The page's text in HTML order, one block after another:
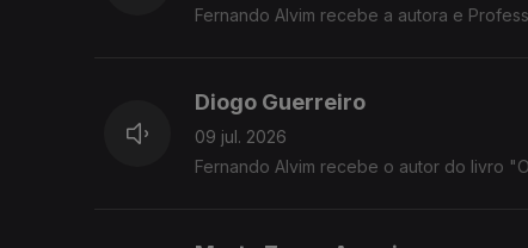
Fernando Alvim recebe a autora e
Diogo Guerreiro
09 jul. 2026
Fernando Alvim recebe o autor do livro